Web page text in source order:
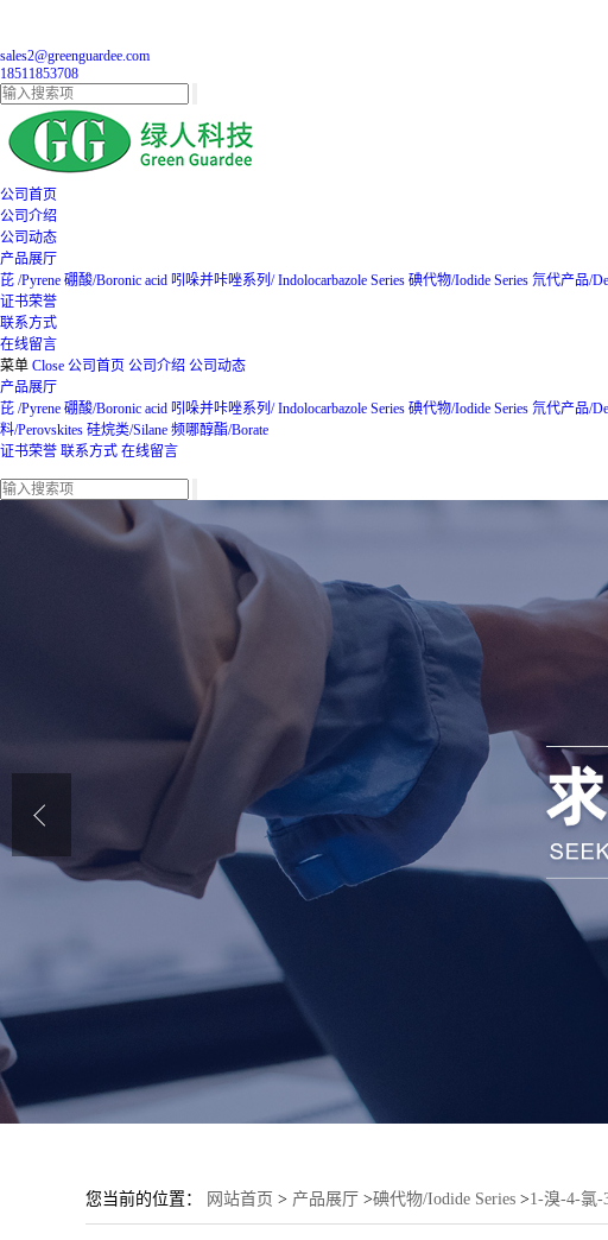
sales2@greenguardee.com
18511853708
公司首页
公司介绍
公司动态
产品展厅
芘 /Pyrene 硼酸/Boronic acid 吲哚并咔唑系列/ Indolocarbazole Series 碘代物/Iodide Series 氘代产品/
证书荣誉
联系方式
在线留言
菜单 Close 公司首页 公司介绍 公司动态
产品展厅
芘 /Pyrene 硼酸/Boronic acid 吲哚并咔唑系列/ Indolocarbazole Series 碘代物/Iodide Series 氘代产品/
料/Perovskites 硅烷类/Silane 频哪醇酯/Borate
证书荣誉 联系方式 在线留言
您当前的位置： 网站首页 > 产品展厅 >碘代物/Iodide Series >1-溴-4-氯-